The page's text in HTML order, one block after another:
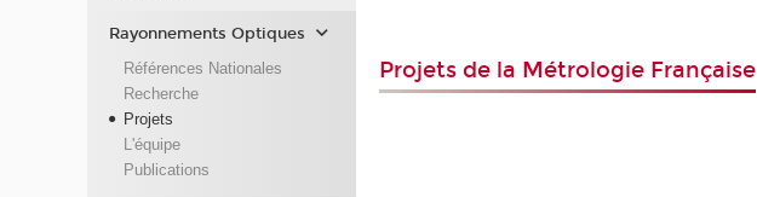
Projets de la Métrologie Française
Rayonnements Optiques
Références Nationales
Recherche
Projets
L'équipe
Publications